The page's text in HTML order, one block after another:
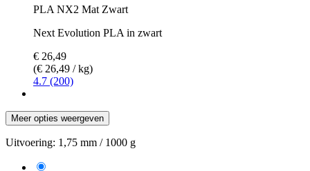
PLA NX2 Mat Zwart
Next Evolution PLA in zwart
€ 26,49
(€ 26,49 / kg)
4.7 (200)
Meer opties weergeven
Uitvoering: 1,75 mm / 1000 g